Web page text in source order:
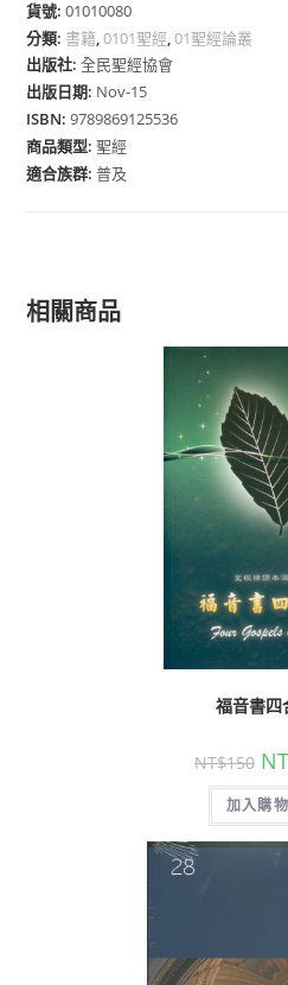
貨號:01010080
分類: 書籍,0101聖經,01聖經論叢
出版社:全民聖經協會
出版日期: Nov-15
ISBN:9789869125536
商品類型:聖經
適合族群:普及
相關商品
福音書四
NT$150
加入購